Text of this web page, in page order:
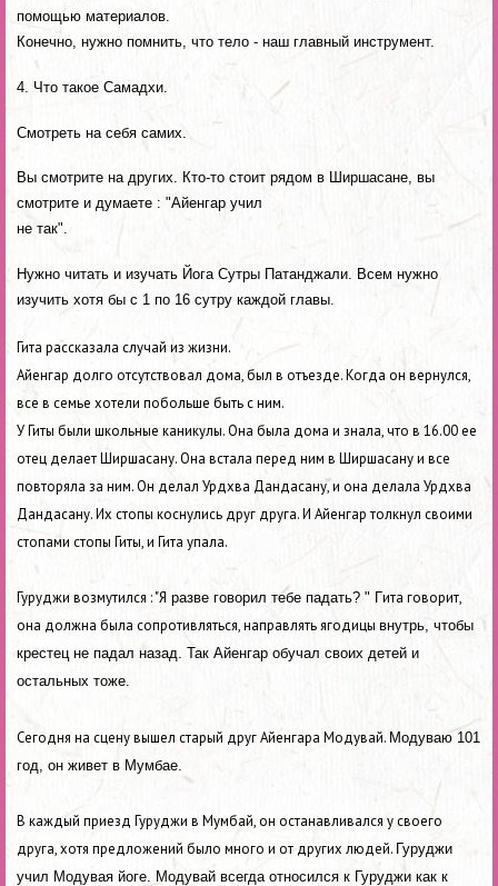
помощью материалов.
Конечно, нужно помнить, что тело - наш главный инструмент.
4. Что такое Самадхи.
Смотреть на себя самих.
Вы смотрите на других. Кто-то стоит рядом в Ширшасане, вы
смотрите и думаете : "Айенгар учил
не так".
Нужно читать и изучать Йога Сутры Патанджали. Всем нужно
изучить хотя бы с 1 по 16 сутру каждой главы.
Гита рассказала случай из жизни.
Айенгар долго отсутствовал дома, был в отъезде. Когда он вернулся,
все в семье хотели побольше быть с ним.
У Гиты были школьные каникулы. Она была дома и знала, что в 16.00 ее
отец делает Ширшасану. Она встала перед ним в Ширшасану и все
повторяла за ним. Он делал Урдхва Дандасану, и она делала Урдхва
Дандасану. Их стопы коснулись друг друга. И Айенгар толкнул своими
стопами стопы Гиты, и Гита упала.
Гуруджи возмутился : "Я разве говорил тебе падать? " Гита говорит,
она должна была сопротивляться, направлять ягодицы внутрь, чтобы
крестец не падал назад. Так Айенгар обучал своих детей и
остальных тоже.
Сегодня на сцену вышел старый друг Айенгара Модувай. Модуваю 101
год, он живет в Мумбае.
В каждый приезд Гуруджи в Мумбай, он останавливался у своего
друга, хотя предложений было много и от других людей. Гуруджи
учил Модувая йоге. Модувай всегда относился к Гуруджи как к